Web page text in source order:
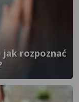
jak rozpoznać